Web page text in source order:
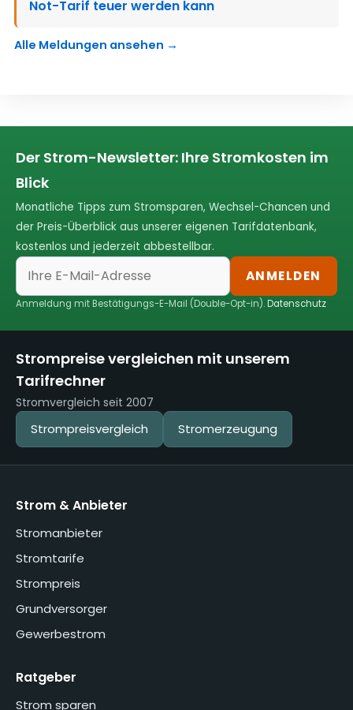
Not-Tarif teuer werden kann
Alle Meldungen ansehen →
Der Strom-Newsletter: Ihre Stromkosten im
Blick
Monatliche Tipps zum Stromsparen, Wechsel-Chancen und
der Preis-Überblick aus unserer eigenen Tarifdatenbank,
kostenlos und jederzeit abbestellbar.
ANMELDEN
Anmeldung mit Bestätigungs-E-Mail (Double-Opt-in).Datenschutz
Strompreise vergleichen mit unserem
Tarifrechner
Stromvergleich seit 2007
Strompreisvergleich Stromerzeugung
Strom & Anbieter
Stromanbieter
Stromtarife
Strompreis
Grundversorger
Gewerbestrom
Ratgeber
Strom sparen